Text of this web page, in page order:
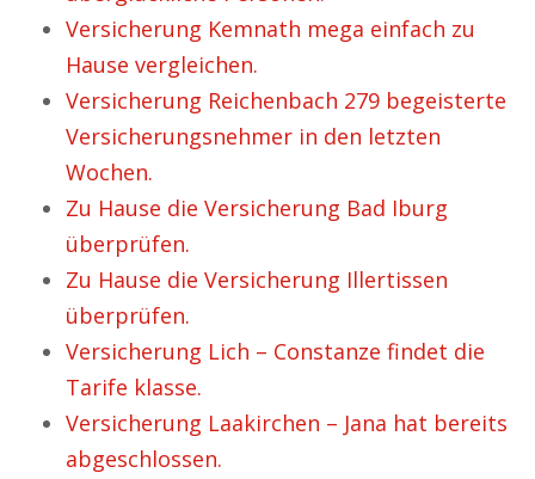
Versicherung Kemnath mega einfach zu
Hause vergleichen.
Versicherung Reichenbach 279 begeisterte
Versicherungsnehmer in den letzten
Wochen.
Zu Hause die Versicherung Bad Iburg
überprüfen.
Zu Hause die Versicherung Illertissen
überprüfen.
Versicherung Lich – Constanze findet die
Tarife klasse.
Versicherung Laakirchen – Jana hat bereits
abgeschlossen.